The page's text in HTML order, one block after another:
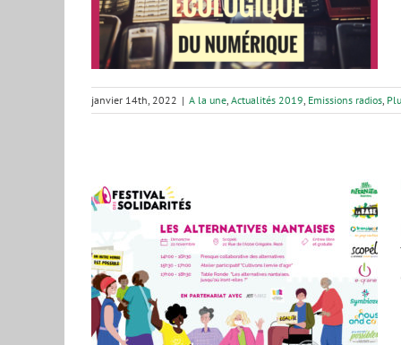
janvier 14th, 2022 | A la une, Actualités 2019, Emissions radios,